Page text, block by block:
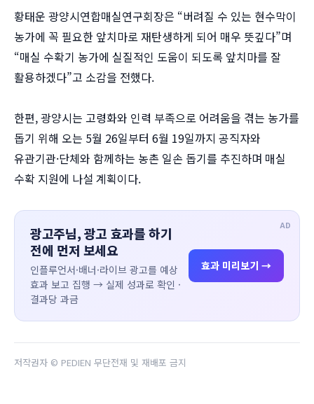
황태운 광양시연합매실연구회장은 “버려질 수 있는 현수막이
농가에 꼭 필요한 앞치마로 재탄생하게 되어 매우 뜻깊다”며
“매실 수확기 농가에 실질적인 도움이 되도록 앞치마를 잘
활용하겠다”고 소감을 전했다.
한편, 광양시는 고령화와 인력 부족으로 어려움을 겪는 농가를
돕기 위해 오는 5월 26일부터 6월 19일까지 공직자와
유관기관·단체와 함께하는 농촌 일손 돕기를 추진하며 매실
수확 지원에 나설 계획이다.
AD
광고주님, 광고 효과를 하기
전에 먼저 보세요
인플루언서·배너·라이브 광고를 예상
효과 보고 집행 → 실제 성과로 확인 ·
결과당 과금
효과 미리보기 →
저작권자 © PEDIEN 무단전재 및 재배포 금지